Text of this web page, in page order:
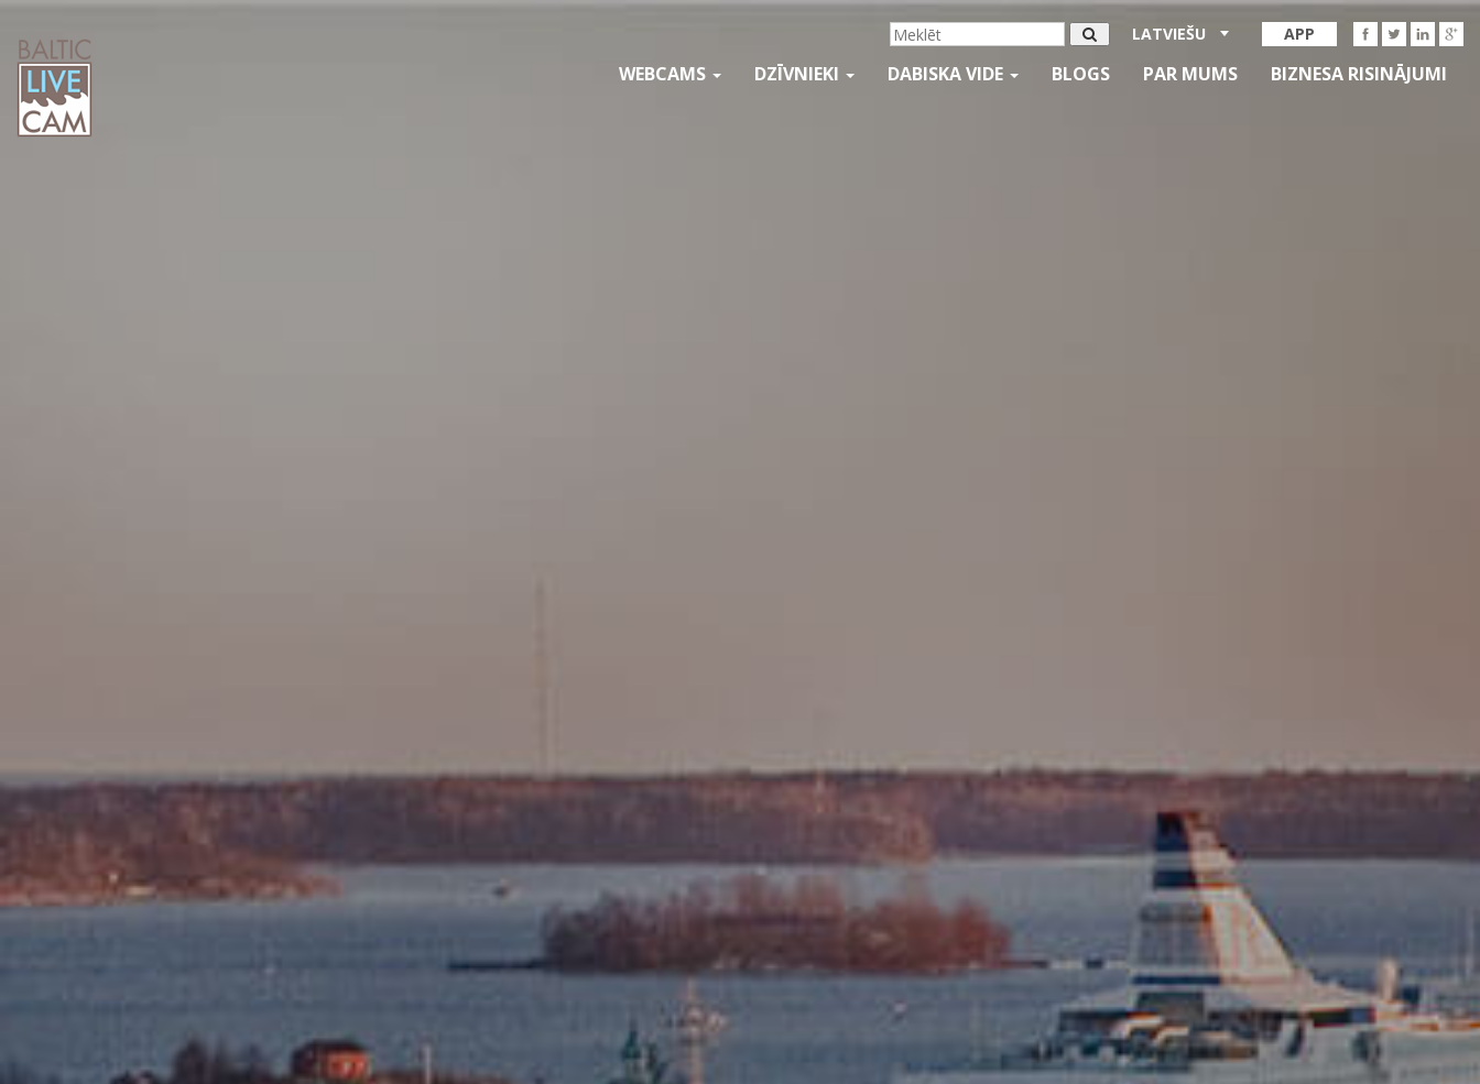
APP
LATVIEŠU
WEBCAMS DZĪVNIEKI DABISKA VIDE BLOGS PAR MUMS BIZNESA RISINĀJUMI